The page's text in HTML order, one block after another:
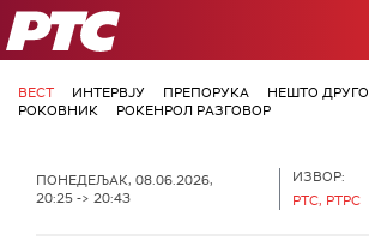
РТС
ВЕСТ ИНТЕРВЈУ ПРЕПОРУКА НЕШТО ДРУГО
РОКОВНИК
РОКЕНРОЛ РАЗГОВОР
ПОНЕДЕЉАК, 08.06.2026,
20:25 -> 20:43
ИЗВОР:
РТС, РТРС